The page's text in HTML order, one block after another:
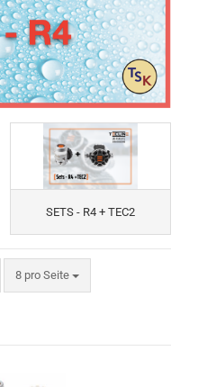
SETS - R4 + TEC2
8 pro Seite
pro Seite